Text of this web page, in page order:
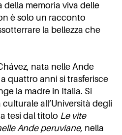
della memoria viva delle
è solo un racconto
la bellezza che
nata nelle Ande
quattro anni si trasferisce
la madre in Italia. Si
all’Università degli
tesi dal titolo Le vite
Ande peruviane, nella